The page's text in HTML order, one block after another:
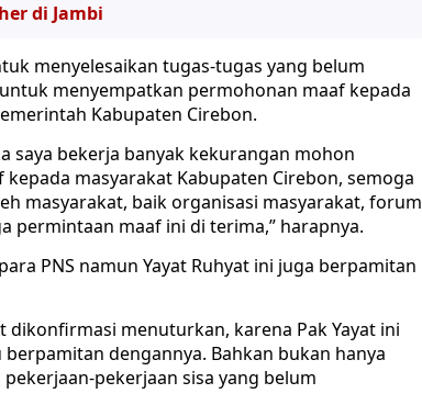
di Jambi
menyelesaikan tugas-tugas yang belum
menyempatkan permohonan maaf kepada
Kabupaten Cirebon.
saya bekerja banyak kekurangan mohon
masyarakat Kabupaten Cirebon, semoga
masyarakat, baik organisasi masyarakat, forum
permintaan maaf ini di terima,” harapnya.
PNS namun Yayat Ruhyat ini juga berpamitan
dikonfirmasi menuturkan, karena Pak Yayat ini
dengannya. Bahkan bukan hanya
pekerjaan sisa yang belum